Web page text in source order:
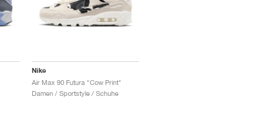
Nike
Air Max 90 Futura "Cow Print"
Damen / Sportstyle / Schuhe